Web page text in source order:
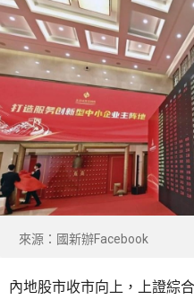
來源：國新辦Facebook
內地股市收市向上，上證綜